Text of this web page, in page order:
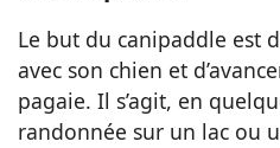
Le but du canipaddle est
avec son chien et
pagaie. Il s’agit, en
randonnée sur un lac ou